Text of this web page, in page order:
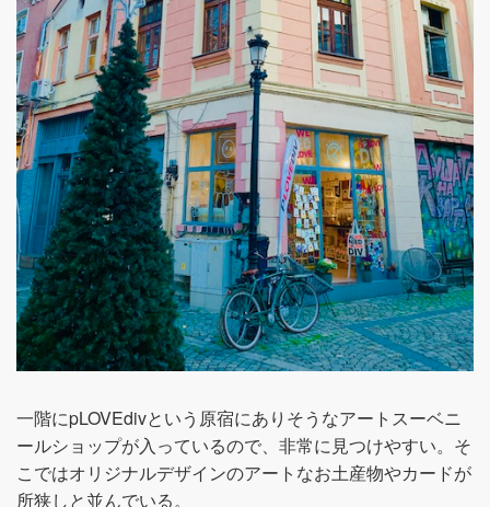
一階にpLOVEdivという原宿にありそうなアートスーベニ
ールショップが入っているので、非常に見つけやすい。そ
こではオリジナルデザインのアートなお土産物やカードが
所狭しと並んでいる。